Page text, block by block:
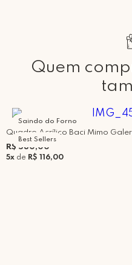
Quem
Saindo do Forno
Best Sellers
Quadro Acrílico Baci Mimo
R$ 580,00
5x de R$ 116,00